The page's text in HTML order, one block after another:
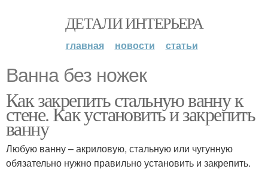
ДЕТАЛИ ИНТЕРЬЕРА
главная новости статьи
Ванна без ножек
Как закрепить стальную ванну к
стене. Как установить и закрепить
ванну
Любую ванну – акриловую, стальную или чугунную
обязательно нужно правильно установить и закрепить.